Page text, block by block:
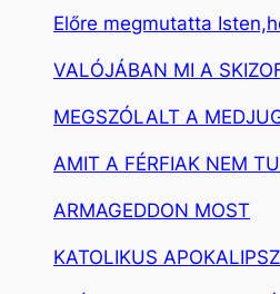
Előre megmutatta
VALÓJÁBAN MI A
MEGSZÓLALT A
AMIT A FÉRFIAK NEM
ARMAGEDDON MOST
KATOLIKUS